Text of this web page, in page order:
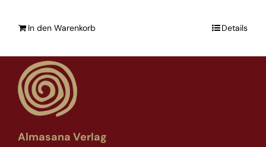
In den Warenkorb Details
Almasana Verlag